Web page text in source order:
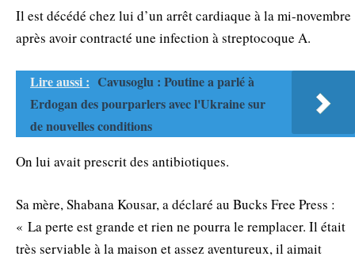
Il est décédé chez lui d’un arrêt cardiaque à la mi-novembre
après avoir contracté une infection à streptocoque A.
Lire aussi : Cavusoglu : Poutine a parlé à
Erdogan des pourparlers avec l'Ukraine sur
de nouvelles conditions
On lui avait prescrit des antibiotiques.
Sa mère, Shabana Kousar, a déclaré au Bucks Free Press :
« La perte est grande et rien ne pourra le remplacer. Il était
très serviable à la maison et assez aventureux, il aimait